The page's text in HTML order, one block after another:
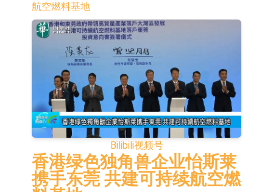
敏捷控股(00186.HK)涨+82.50%
化服务
嘉立创：公司主要提供EDA/CAM、
PCB、电子元器件等电子及机械产业
链一站式研发智造服务
工信部：鼓励民爆企业依法依规实施
重组整合
工信部：到2030年形成3-5家具有较
强国际运营能力的大型民爆企业集团
因美纳：首批由中国生产制造基地生
产的本土化产品完成客户交付
鲁阳节能：公司汽车衬垫 CCMAX、
E2K、HBD系列产品已实现量产销售
日韩股市收盘双双下挫
北京君正：预计后续仍将主要采用季
度调价的模式
【异动股】汽车整车板块下挫，北汽
航空燃料基地
Bilibili视频号
香港绿色独角兽企业怡斯莱
携手东莞 共建可持续航空燃